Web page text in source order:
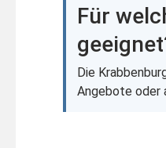
Für
Die
Angebote oder